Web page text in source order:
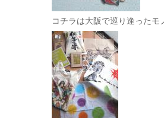
コチラは大阪で巡り逢ったモ